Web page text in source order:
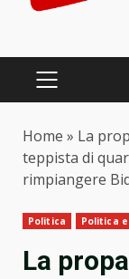
PRIMARY
Home » La
teppista di
rimpiangere
Politica Politica
La